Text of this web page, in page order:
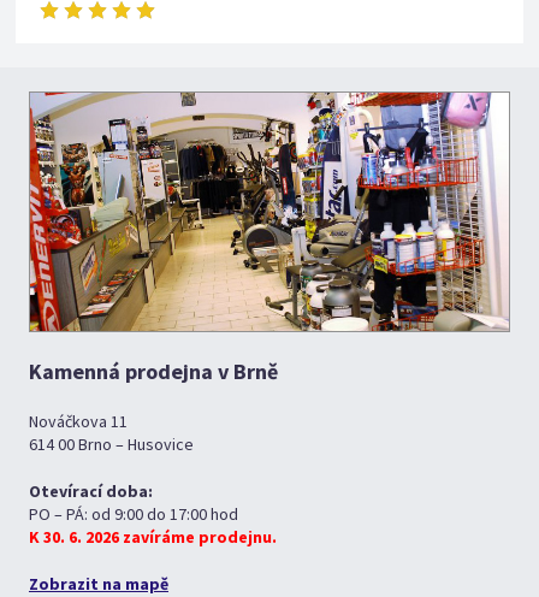
Kamenná prodejna v Brně
Nováčkova 11
614 00 Brno – Husovice
Otevírací doba:
PO – PÁ: od 9:00 do 17:00 hod
K 30. 6. 2026 zavíráme prodejnu.
Zobrazit na mapě